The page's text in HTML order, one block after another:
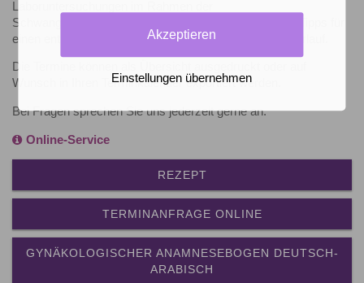
Schwangerschaftsvorsorge. Zudem erhalten Sie viele Tipps für
einen entspannten und gesunden Schwangerschaftsverlauf.
Die Termine können als Übersicht ausgedruckt oder auf
Wunsch in Ihren Terminkalender exportiert werden.
Bei Fragen sprechen Sie uns jederzeit gerne an.
Online-Service
REZEPT
TERMINANFRAGE ONLINE
GYNÄKOLOGISCHER ANAMNESEBOGEN DEUTSCH-
ARABISCH
Akzeptieren
Einstellungen übernehmen